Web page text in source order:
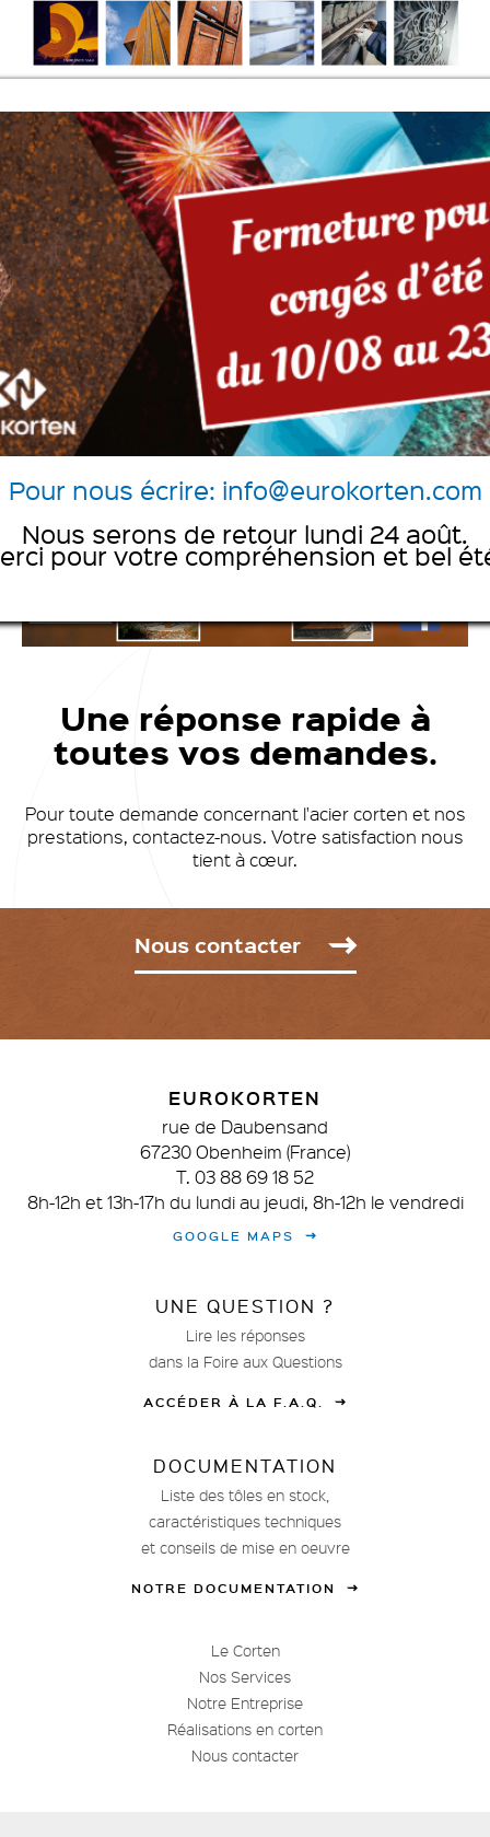
Pour nous écrire: info@eurokorten.com
Nous serons de retour lundi 24 août.
pour votre compréhension et bel
Une réponse rapide à
toutes vos demandes.
Pour toute demande concernant l'acier corten et nos
prestations, contactez-nous. Votre satisfaction nous
tient à cœur.
Nous contacter
EUROKORTEN
rue de Daubensand
67230 Obenheim (France)
T. 03 88 69 18 52
8h-12h et 13h-17h du lundi au jeudi, 8h-12h le vendredi
GOOGLE MAPS
UNE QUESTION ?
Lire les réponses
dans la Foire aux Questions
ACCÉDER À LA F.A.Q.
DOCUMENTATION
Liste des tôles en stock,
caractéristiques techniques
et conseils de mise en oeuvre
NOTRE DOCUMENTATION
Le Corten
Nos Services
Notre Entreprise
Réalisations en corten
Nous contacter